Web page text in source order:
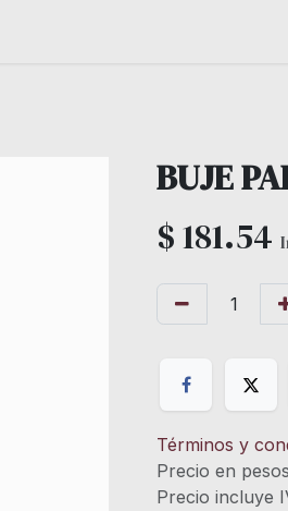
BUJE
$181.54
Términos y
Precio en
Precio